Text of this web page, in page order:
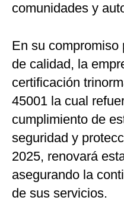
comunidades y
En su compromiso
de calidad, la
certificación
45001 la cual
cumplimiento de
seguridad y
2025, renovará
asegurando la
de sus servicios.